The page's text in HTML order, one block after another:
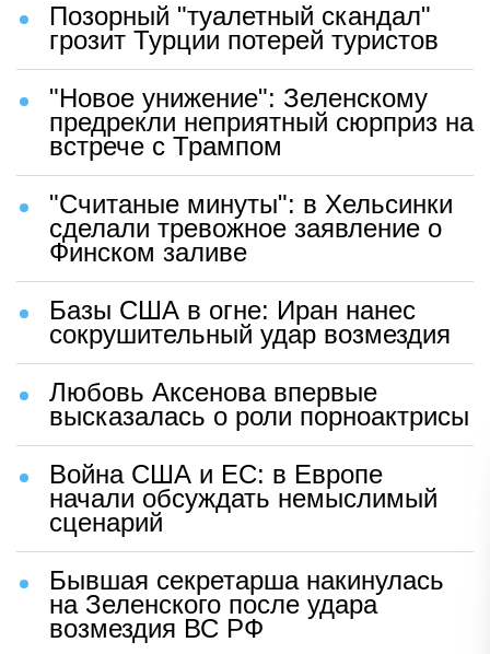
Позорный "туалетный скандал"
грозит Турции потерей туристов
"Новое унижение": Зеленскому
предрекли неприятный сюрприз на
встрече с Трампом
"Считаные минуты": в Хельсинки
сделали тревожное заявление о
Финском заливе
Базы США в огне: Иран нанес
сокрушительный удар возмездия
Любовь Аксенова впервые
высказалась о роли порноактрисы
Война США и ЕС: в Европе
начали обсуждать немыслимый
сценарий
Бывшая секретарша накинулась
на Зеленского после удара
возмездия ВС РФ